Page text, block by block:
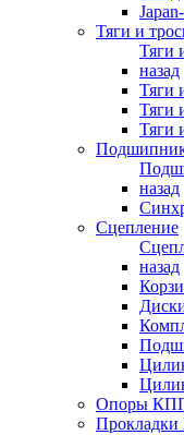
Тяги и
Тяги
назад
Тяги
Тяги
Тяги
назад
Сцепление
назад
Опоры